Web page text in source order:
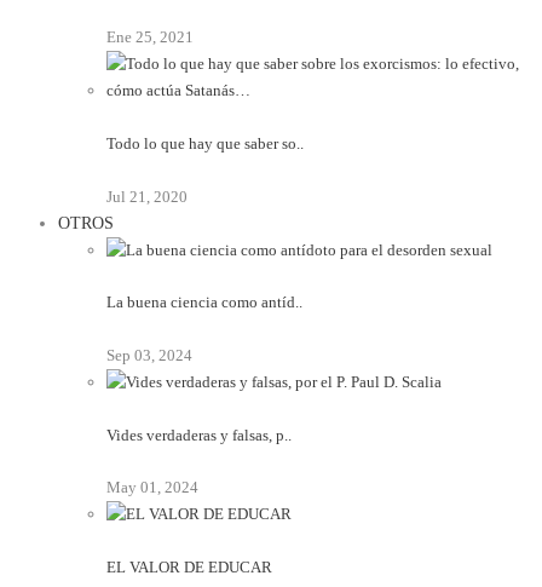
Ene 25, 2021
Todo lo que hay que saber so..
Jul 21, 2020
OTROS
La buena ciencia como antíd..
Sep 03, 2024
Vides verdaderas y falsas, p..
May 01, 2024
EL VALOR DE EDUCAR